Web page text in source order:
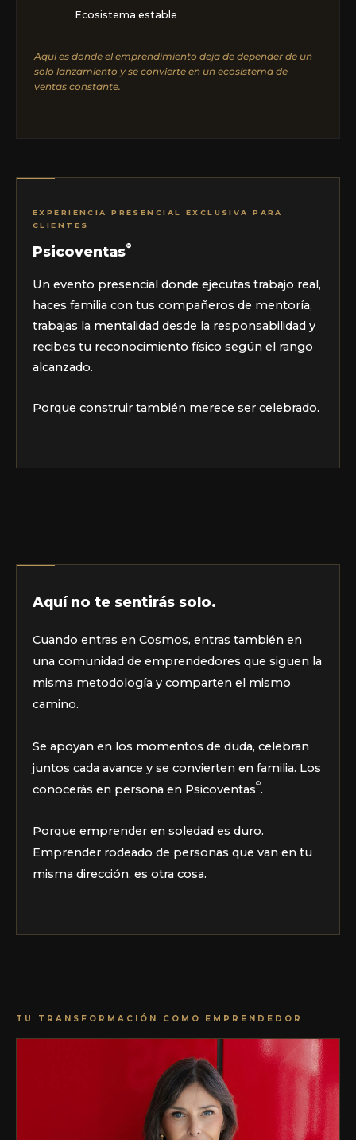
Ecosistema estable
Aquí es donde el emprendimiento deja de depender de un
solo lanzamiento y se convierte en un ecosistema de
ventas constante.
EXPERIENCIA PRESENCIAL EXCLUSIVA PARA
CLIENTES
Psicoventas©
Un evento presencial donde ejecutas trabajo real,
haces familia con tus compañeros de mentoría,
trabajas la mentalidad desde la responsabilidad y
recibes tu reconocimiento físico según el rango
alcanzado.
Porque construir también merece ser celebrado.
Aquí no te sentirás solo.
Cuando entras en Cosmos, entras también en
una comunidad de emprendedores que siguen la
misma metodología y comparten el mismo
camino.
Se apoyan en los momentos de duda, celebran
juntos cada avance y se convierten en familia. Los
conocerás en persona en Psicoventas©.
Porque emprender en soledad es duro.
Emprender rodeado de personas que van en tu
misma dirección, es otra cosa.
TU TRANSFORMACIÓN COMO EMPRENDEDOR